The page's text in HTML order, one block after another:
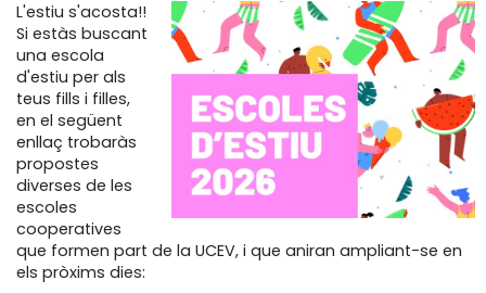
L'estiu s'acosta!!
Si estàs buscant
una escola
d'estiu per als
teus fills i filles,
en el següent
enllaç trobaràs
propostes
diverses de les
escoles
cooperatives
que formen part de la UCEV, i que aniran ampliant-se en
els pròxims dies: